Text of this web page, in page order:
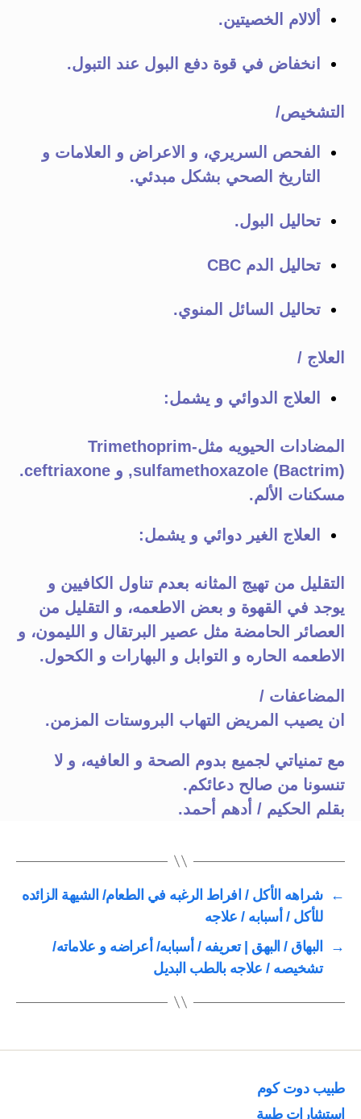
ألالام الخصيتين.
انخفاض في قوة دفع البول عند التبول.
التشخيص/
الفحص السريري، و الاعراض و العلامات و
التاريخ الصحي بشكل مبدئي.
تحاليل البول.
تحاليل الدم CBC
تحاليل السائل المنوي.
العلاج /
العلاج الدوائي و يشمل:
المضادات الحيويه مثلTrimethoprim-
sulfamethoxazole (Bactrim), و ceftriaxone.
مسكنات الألم.
العلاج الغير دوائي و يشمل:
التقليل من تهيج المثانه بعدم تناول الكافيين و
يوجد في القهوة و بعض الاطعمه، و التقليل من
العصائر الحامضة مثل عصير البرتقال و الليمون، و
الاطعمه الحاره و التوابل و البهارات و الكحول.
المضاعفات /
ان يصيب المريض التهاب البروستات المزمن.
مع تمنياتي لجميع بدوم الصحة و العافيه، و لا
تنسونا من صالح دعائكم.
بقلم الحكيم / أدهم أحمد.
←
شراهه الأكل / افراط الرغبه في الطعام/ الشيهة الزائده
للأكل / أسبابه / علاجه
→
البهاق / البهق | تعريفه / أسبابه/ أعراضه و علاماته/
تشخيصه / علاجه بالطب البديل
طبيب دوت كوم
استشارات طبية